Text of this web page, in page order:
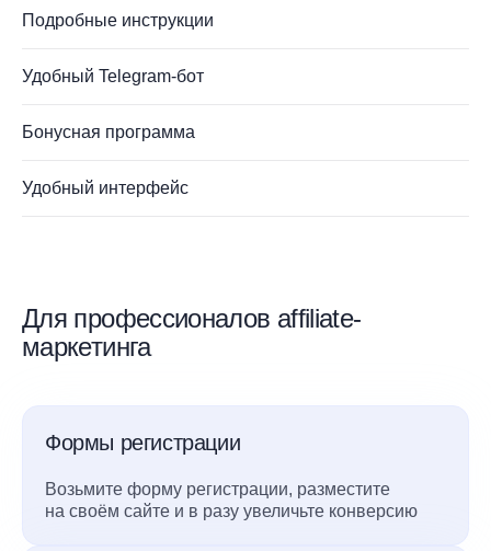
Подробные инструкции
Удобный Telegram-бот
Бонусная программа
Удобный интерфейс
Для профессионалов affiliate-
маркетинга
Формы регистрации
Возьмите форму регистрации, разместите
на своём сайте и в разу увеличьте конверсию